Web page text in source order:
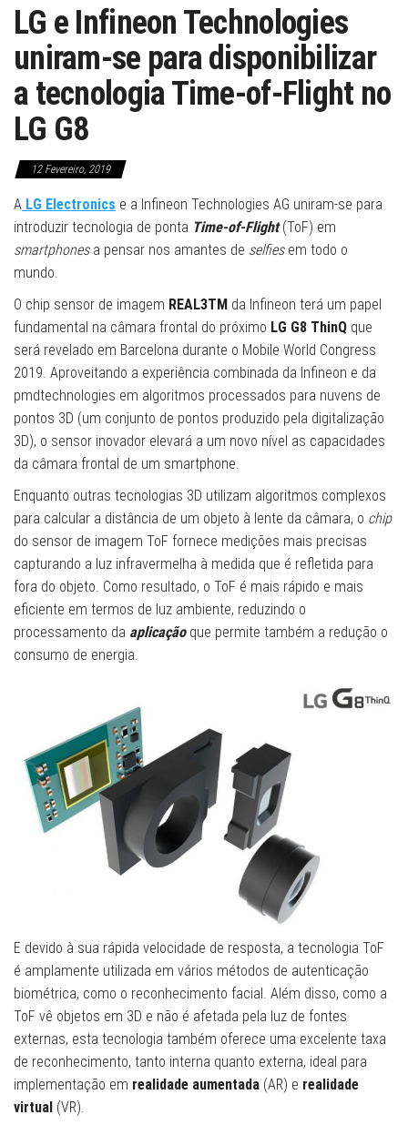
LG e Infineon Technologies
uniram-se para disponibilizar
a tecnologia Time-of-Flight no
LG G8
12 Fevereiro, 2019
A LG Electronics e a Infineon Technologies AG uniram-se para
introduzir tecnologia de ponta Time-of-Flight (ToF) em
smartphonesa pensar nos amantes de selfies em todo o
mundo.
O chip sensor de imagem REAL3TM da Infineon terá um papel
fundamental na câmara frontal do próximo LG G8 ThinQ que
será revelado em Barcelona durante o Mobile World Congress
2019. Aproveitando a experiência combinada da Infineon e da
pmdtechnologies em algoritmos processados para nuvens de
pontos 3D (um conjunto de pontos produzido pela digitalização
3D), o sensor inovador elevará a um novo nível as capacidades
da câmara frontal de um smartphone.
Enquanto outras tecnologias 3D utilizam algoritmos complexos
para calcular a distância de um objeto à lente da câmara, o chip
do sensor de imagem ToF fornece medições mais precisas
capturando a luz infravermelha à medida que é refletida para
fora do objeto. Como resultado, o ToF é mais rápido e mais
eficiente em termos de luz ambiente, reduzindo o
processamento da aplicaçãoque permite também a redução o
consumo de energia.
E devido à sua rápida velocidade de resposta, a tecnologia ToF
é amplamente utilizada em vários métodos de autenticação
biométrica, como o reconhecimento facial. Além disso, como a
ToF vê objetos em 3D e não é afetada pela luz de fontes
externas, esta tecnologia também oferece uma excelente taxa
de reconhecimento, tanto interna quanto externa, ideal para
implementação em realidade aumentada (AR) e realidade
virtual (VR).